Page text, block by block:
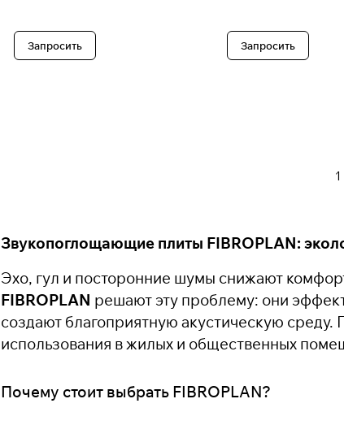
Запросить Запросить
1
Звукопоглощающие плиты FIBROPLAN:
Эхо, гул и посторонние шумы снижают
FIBROPLAN решают эту проблему: они
создают благоприятную акустическую
использования в жилых и общественных
Почему стоит выбрать FIBROPLAN?